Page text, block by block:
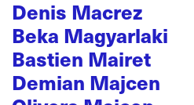
Denis Macrez
Beka Magyarlaki
Bastien Mairet
Demian Majcen